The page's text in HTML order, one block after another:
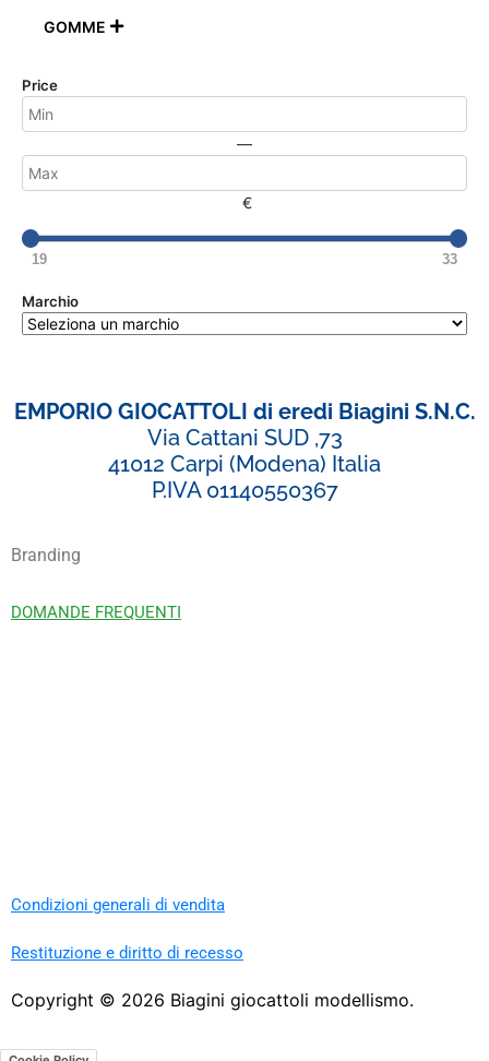
GOMME 
Price
—
€
19 33
Marchio
EMPORIO GIOCATTOLI di eredi Biagini S.N.C.
Via Cattani SUD ,73
41012 Carpi (Modena) Italia
P.IVA 01140550367
Branding
DOMANDE FREQUENTI
Condizioni generali di vendita
Restituzione e diritto di recesso
Copyright © 2026 Biagini giocattoli modellismo.